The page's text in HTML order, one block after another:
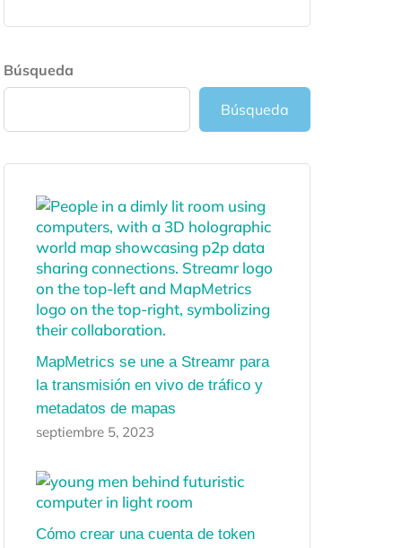
Búsqueda
Búsqueda
MapMetrics se une a Streamr para
la transmisión en vivo de tráfico y
metadatos de mapas
septiembre 5, 2023
Cómo crear una cuenta de token